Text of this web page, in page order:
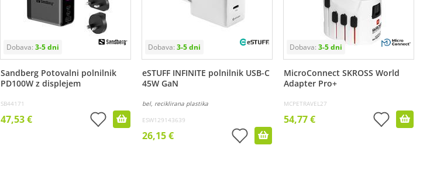
Sandberg Potovalni polnilnik
PD100W z displejem
SB44171
47,53 €
eSTUFF INFINITE polnilnik USB-C
45W GaN
bel, reciklirana plastika
ESW129143639
26,15 €
MicroConnect SKROSS World
Adapter Pro+
MCPETRAVEL27
54,77 €